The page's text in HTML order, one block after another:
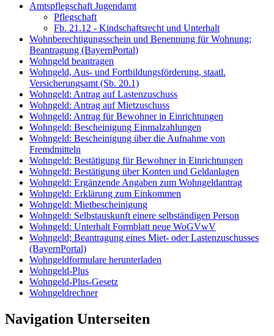
Amtspflegschaft Jugendamt
Pflegschaft
Fb. 21.12 - Kindschaftsrecht und Unterhalt
Wohnberechtigungsschein und Benennung für Wohnung;
Beantragung (BayernPortal)
Wohngeld beantragen
Wohngeld, Aus- und Fortbildungsförderung, staatl.
Versicherungsamt (Sb. 20.1)
Wohngeld: Antrag auf Lastenzuschuss
Wohngeld: Antrag auf Mietzuschuss
Wohngeld: Antrag für Bewohner in Einrichtungen
Wohngeld: Bescheinigung Einmalzahlungen
Wohngeld: Bescheinigung über die Aufnahme von
Fremdmitteln
Wohngeld: Bestätigung für Bewohner in Einrichtungen
Wohngeld: Bestätigung über Konten und Geldanlagen
Wohngeld: Ergänzende Angaben zum Wohngeldantrag
Wohngeld: Erklärung zum Einkommen
Wohngeld: Mietbescheinigung
Wohngeld: Selbstauskunft einere selbständigen Person
Wohngeld: Unterhalt Formblatt neue WoGVwV
Wohngeld; Beantragung eines Miet- oder Lastenzuschusses
(BayernPortal)
Wohngeldformulare herunterladen
Wohngeld-Plus
Wohngeld-Plus-Gesetz
Wohngeldrechner
Navigation Unterseiten